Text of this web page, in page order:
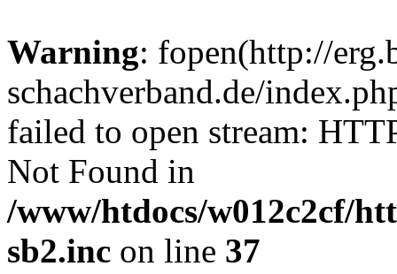
Warning: fopen(http://
schachverband.de/
failed to open stream:
Not Found in
/www/htdocs/w012c2cf/
sb2.inc on line 37